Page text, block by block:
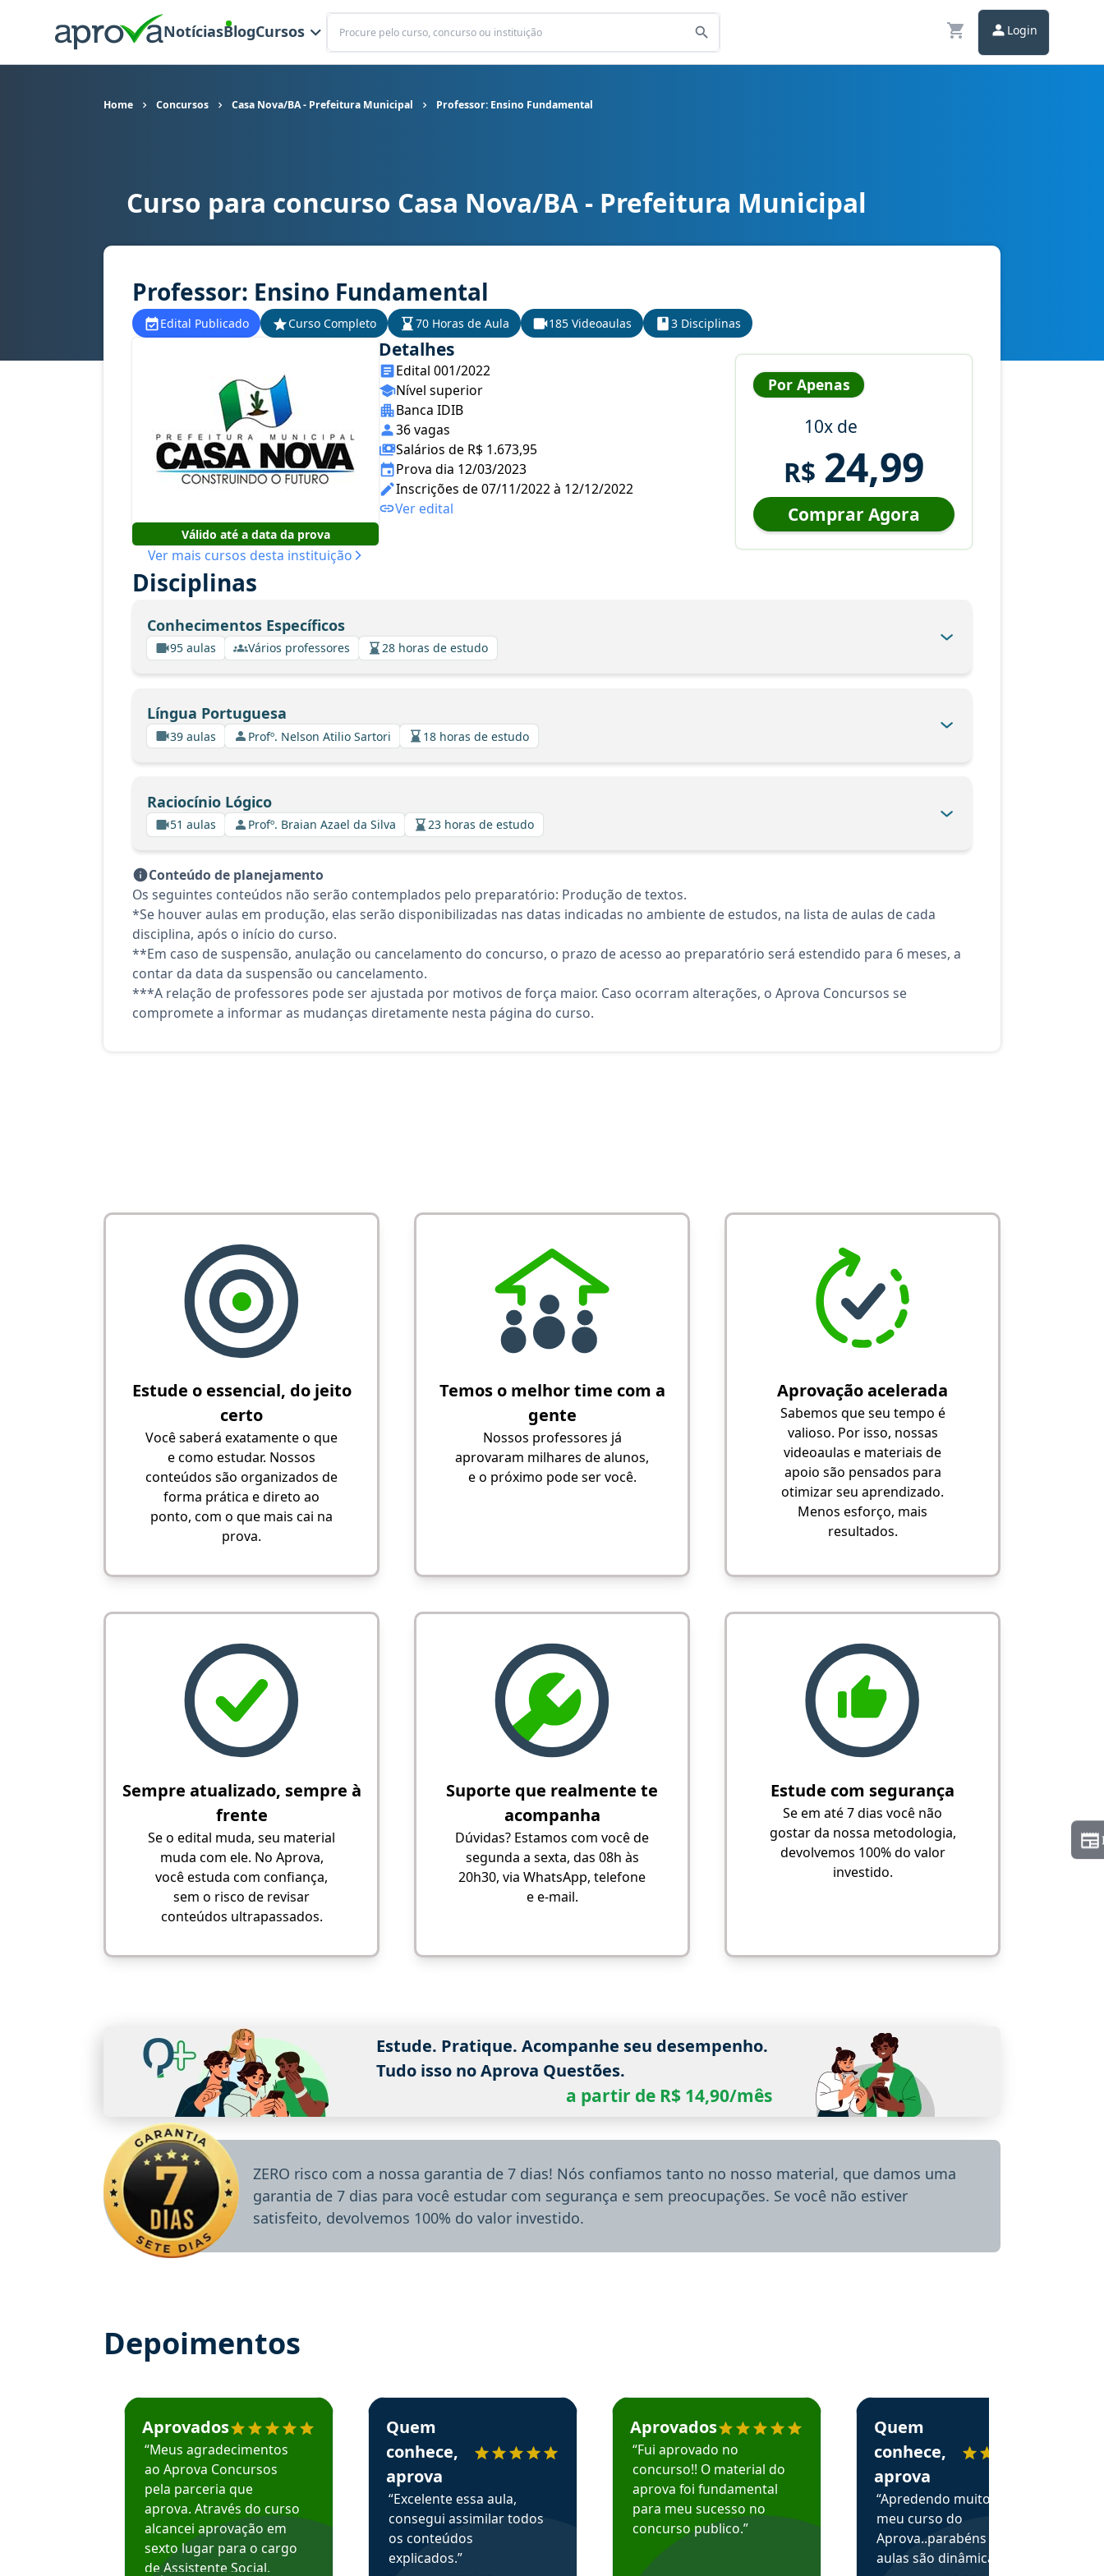
NotíciasBlogCursos
Buscar
Login
Home Concursos Casa Nova/BA - Prefeitura Municipal Professor: Ensino Fundamental
Curso para concurso Casa Nova/BA - Prefeitura Municipal cargo Professor: Ensino Fundamental
Curso para concurso Casa Nova/BA - Prefeitura Municipal
Professor: Ensino Fundamental
Edital Publicado Curso Completo 70 Horas de Aula 185 Videoaulas 3 Disciplinas
Válido até a data da prova
Ver mais cursos desta instituição
Detalhes
Edital 001/2022
Nível superior
Banca IDIB
36 vagas
Salários de R$ 1.673,95
Prova dia 12/03/2023
Inscrições de 07/11/2022 à 12/12/2022
Ver edital
Por Apenas
10x de
R$ 24,99
Comprar Agora
Disciplinas
Conhecimentos Específicos
95 aulas Vários professores 28 horas de estudo
Língua Portuguesa
39 aulas Profº. Nelson Atilio Sartori 18 horas de estudo
Raciocínio Lógico
51 aulas Profº. Braian Azael da Silva 23 horas de estudo
Conteúdo de planejamento
Os seguintes conteúdos não serão contemplados pelo preparatório: Produção de textos.
*Se houver aulas em produção, elas serão disponibilizadas nas datas indicadas no ambiente de estudos, na lista de aulas de cada
disciplina, após o início do curso.
**Em caso de suspensão, anulação ou cancelamento do concurso, o prazo de acesso ao preparatório será estendido para 6 meses, a
contar da data da suspensão ou cancelamento.
***A relação de professores pode ser ajustada por motivos de força maior. Caso ocorram alterações, o Aprova Concursos se
compromete a informar as mudanças diretamente nesta página do curso.
Estude o essencial, do jeito
certo
Você saberá exatamente o que
e como estudar. Nossos
conteúdos são organizados de
forma prática e direto ao
ponto, com o que mais cai na
prova.
Temos o melhor time com a
gente
Nossos professores já
aprovaram milhares de alunos,
e o próximo pode ser você.
Aprovação acelerada
Sabemos que seu tempo é
valioso. Por isso, nossas
videoaulas e materiais de
apoio são pensados para
otimizar seu aprendizado.
Menos esforço, mais
resultados.
Sempre atualizado, sempre à
frente
Se o edital muda, seu material
muda com ele. No Aprova,
você estuda com confiança,
sem o risco de revisar
conteúdos ultrapassados.
Suporte que realmente te
acompanha
Dúvidas? Estamos com você de
segunda a sexta, das 08h às
20h30, via WhatsApp, telefone
e e-mail.
Estude com segurança
Se em até 7 dias você não
gostar da nossa metodologia,
devolvemos 100% do valor
investido.
Estude. Pratique. Acompanhe seu desempenho.
Tudo isso no Aprova Questões.
a partir de R$ 14,90/mês
ZERO risco com a nossa garantia de 7 dias! Nós confiamos tanto no nosso material, que damos uma
garantia de 7 dias para você estudar com segurança e sem preocupações. Se você não estiver
satisfeito, devolvemos 100% do valor investido.
Depoimentos
Estudante José recomenda o Aprova Concursos em depoimento
Aprovados
“Meus agradecimentos
ao Aprova Concursos
pela parceria que
aprova. Através do curso
alcancei aprovação em
sexto lugar para o cargo
de Assistente Social.
Estudante Sergio recomenda o Aprova Concursos em depoimento
Quem
conhece,
aprova
“Excelente essa aula,
consegui assimilar todos
os conteúdos
explicados.”
Estudante Mário recomenda o Aprova Concursos em depoimento
Aprovados
“Fui aprovado no
concurso!! O material do
aprova foi fundamental
para meu sucesso no
concurso publico.”
Estudante Alessandra recomenda o Aprova
Quem
conhece,
aprova
“Apredendo muito no
meu curso do
Aprova..parabéns pelas
aulas são dinâmicas e